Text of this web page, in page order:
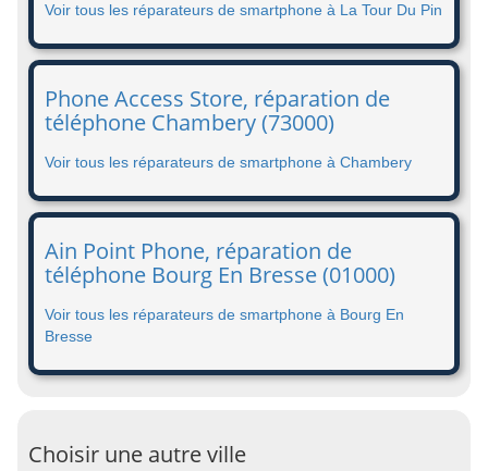
Voir tous les réparateurs de smartphone à La Tour Du Pin
Phone Access Store, réparation de
téléphone Chambery (73000)
Voir tous les réparateurs de smartphone à Chambery
Ain Point Phone, réparation de
téléphone Bourg En Bresse (01000)
Voir tous les réparateurs de smartphone à Bourg En
Bresse
Choisir une autre ville